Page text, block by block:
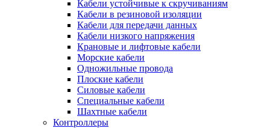
Кабели устойчивые к скручиваниям
Кабели в резиновой изоляции
Кабели для передачи данных
Кабели низкого напряжения
Крановые и лифтовые кабели
Морские кабели
Одножильные провода
Плоские кабели
Силовые кабели
Специальные кабели
Шахтные кабели
Контроллеры